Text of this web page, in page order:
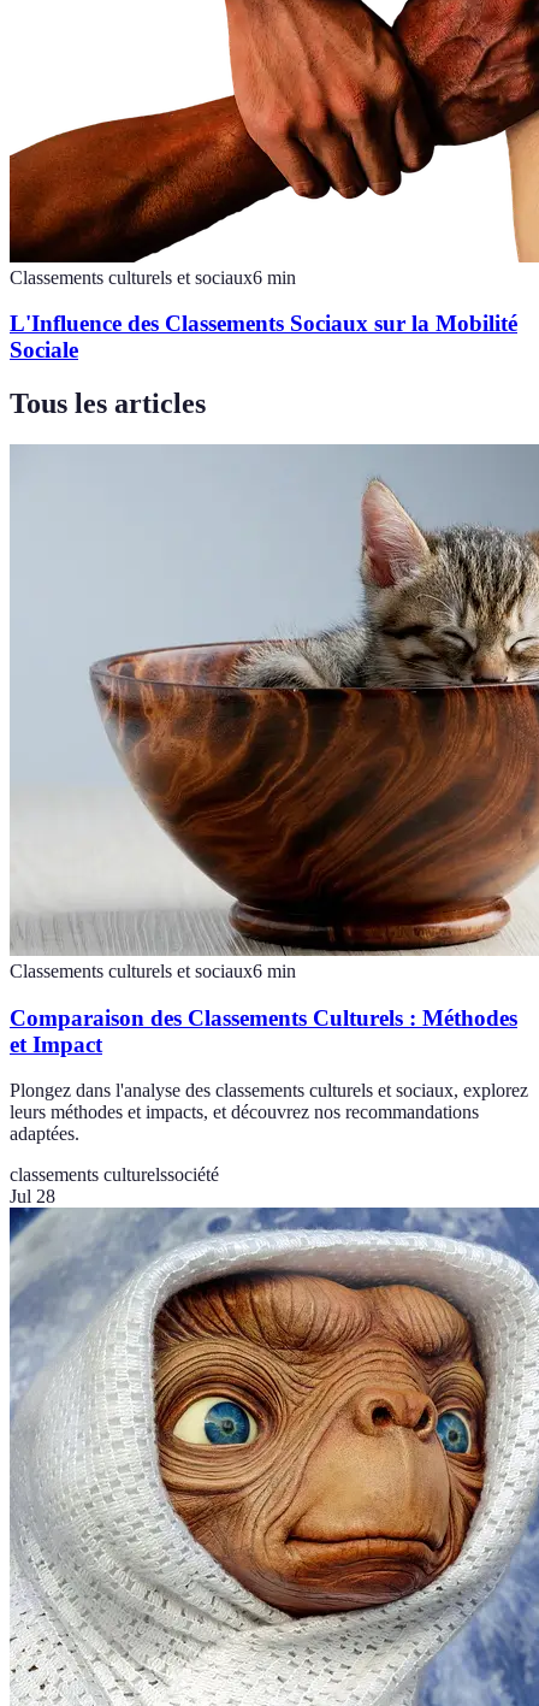
Classements culturels et sociaux6 min
L'Influence des Classements Sociaux sur la Mobilité
Sociale
Tous les articles
Classements culturels et sociaux6 min
Comparaison des Classements Culturels : Méthodes
et Impact
Plongez dans l'analyse des classements culturels et sociaux, explorez
leurs méthodes et impacts, et découvrez nos recommandations
adaptées.
classements culturelssociété
Jul 28